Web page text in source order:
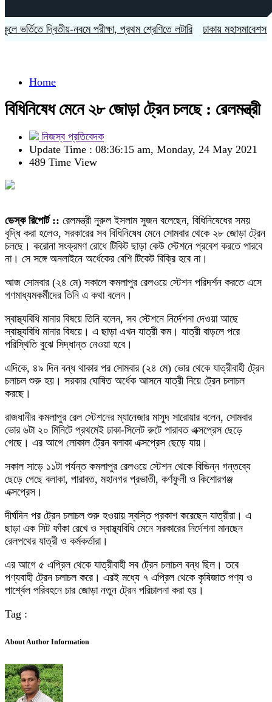
দ্বিতীয়-নবমে পরীক্ষা, প্রথম শ্রেণিতে লটারি ঢাকায় মহাসমাবেশসহ
Home
বিধিনিষেধ মেনে ২৮ জোড়া ট্রেন চলছে : রেলমন্ত্রী
নিজস্ব প্রতিবেদক
Update Time : 08:36:15 am, Monday, 24 May 2021
489 Time View
ডেস্ক রিপোর্ট :: রেলমন্ত্রী নূরুল ইসলাম সুজন বলেছেন, বিধিনিষেধের সময়
বৃদ্ধি করা হলেও, সরকারের সব বিধিনিষেধ মেনে সোমবার থেকে ২৮ জোড়া ট্রেন
চলছে। করোনা সংক্রমণ রোধে টিকিট ছাড়া কেউ স্টেশনে প্রবেশ করতে পারবে
না। সে সঙ্গে অনলাইনে অর্ধেকের বেশি টিকেট বিক্রি হবে না।
আজ সোমবার (২৪ মে) সকালে কমলাপুর রেলওয়ে স্টেশন পরিদর্শন করতে এসে
গণমাধ্যমকর্মীদের তিনি এ কথা বলেন।
স্বাস্থ্যবিধি মানার বিষয়ে তিনি বলেন, সব স্টেশনে নির্দেশনা দেওয়া আছে
স্বাস্থ্যবিধি মানার বিষয়ে। এ ছাড়া এখন যাত্রী কম। যাত্রী বাড়লে পরে
পরিস্থিতি বুঝে সিদ্ধান্ত নেওয়া হবে।
এদিকে, ৪৯ দিন বন্ধ থাকার পর সোমবার (২৪ মে) ভোর থেকে যাত্রীবাহী ট্রেন
চলাচল শুরু হয়। সরকার ঘোষিত অর্ধেক আসনে যাত্রী নিয়ে ট্রেন চলাচল
করছে।
রাজধানীর কমলাপুর রেল স্টেশনের ম্যানেজার মাসুদ সারোয়ার বলেন, সোমবার
ভোর ৬টা ২০ মিনিটে প্রথমেই ঢাকা-সিলেট রুটে পারাবত এক্সপ্রেস ছেড়ে
গেছে। এর আগে লোকাল ট্রেন বলাকা এক্সপ্রেস ছেড়ে যায়।
সকাল সাড়ে ১১টা পর্যন্ত কমলাপুর রেলওয়ে স্টেশন থেকে বিভিন্ন গন্তব্যে
ছেড়ে গেছে বলাকা, পারাবত, মহানগর প্রভাতী, কর্ণফুলী ও কিশোরগঞ্জ
এক্সপ্রেস।
দীর্ঘদিন পর ট্রেন চলাচল শুরু হওয়ায় স্বস্তি প্রকাশ করেছেন যাত্রীরা। এ
ছাড়া এক সিট ফাঁকা রেখে ও স্বাস্থ্যবিধি মেনে সরকারের নির্দেশনা মানছেন
রেলপথের যাত্রী ও কর্মকর্তারা।
এর আগে ৫ এপ্রিল থেকে যাত্রীবাহী সব ট্রেন চলাচল বন্ধ ছিল। তবে
পণ্যবাহী ট্রেন চলাচল করে। এরই মধ্যে ৭ এপ্রিল থেকে কৃষিজাত পণ্য ও
পার্শ্বেল পরিবহনে চার জোড়া নতুন ট্রেন পরিচালনা করা হয়।
Tag :
About Author Information